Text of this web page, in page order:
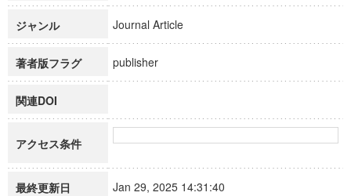
ジャンル Journal Article
著者版フラグ publisher
関連DOI
アクセス条件
最終更新日 Jan 29, 2025 14:31:40